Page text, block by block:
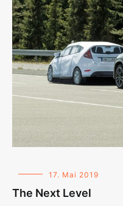
17. Mai 2019
The Next Level